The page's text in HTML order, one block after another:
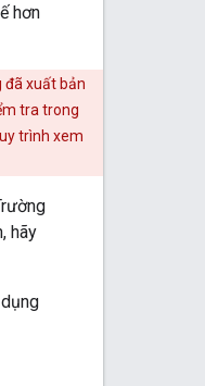
hơn
đã xuất bản
tra trong
trình xem
hãy